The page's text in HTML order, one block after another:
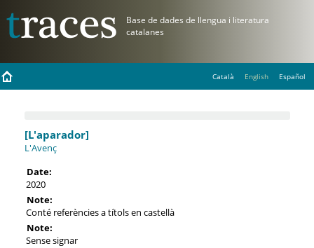
Català English Español
[L'aparador]
L'Avenç
Date:
2020
Note:
Conté referències a títols en castellà
Note:
Sense signar